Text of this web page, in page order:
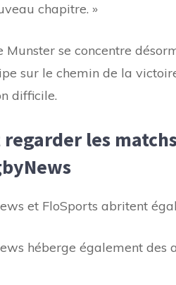
chapitre. »
Munster se concentre
sur le chemin de la
difficile.
les
et FloSports abritent
héberge également des